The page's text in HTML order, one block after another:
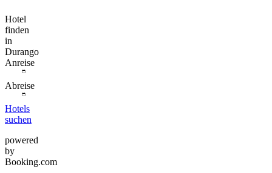
Hotel
finden
in
Durango
Anreise
Abreise
Hotels
suchen
powered
by
Booking.com